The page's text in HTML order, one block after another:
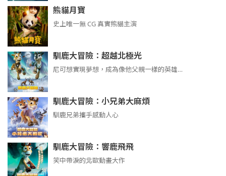
熊貓月寶
史上唯一無 CG 真實熊貓主演
馴鹿大冒險：超越北極光
尼可想實現夢想，成為像他父親一樣的英雄…
馴鹿大冒險：小兄弟大麻煩
馴鹿兄弟攜手感動人心
馴鹿大冒險：響鹿飛飛
笑中帶淚的北歐動畫大作